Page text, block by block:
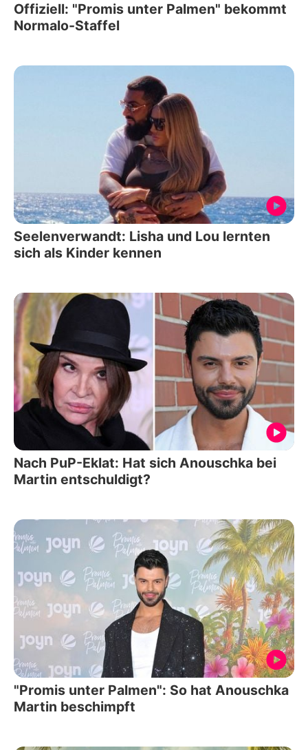
Offiziell: "Promis unter Palmen" bekommt
Normalo-Staffel
Seelenverwandt: Lisha und Lou lernten
sich als Kinder kennen
Nach PuP-Eklat: Hat sich Anouschka bei
Martin entschuldigt?
"Promis unter Palmen": So hat Anouschka
Martin beschimpft